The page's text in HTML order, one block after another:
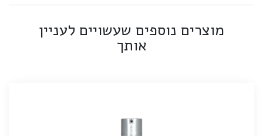
מוצרים נוספים שעשויים לעניין
אותך